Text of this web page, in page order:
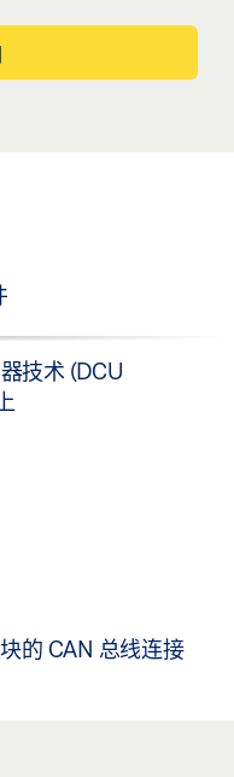
技术 (DCU
的 CAN 总线连接